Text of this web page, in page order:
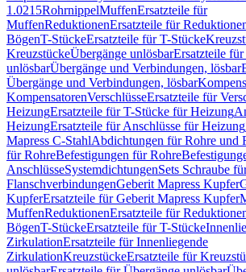
1.0215RohrnippelMuffenErsatzteile für
MuffenReduktionenErsatzteile für
BögenT-StückeErsatzteile für T-Stücke
KreuzstückeÜbergänge unlösbarErsatzteile
unlösbarÜbergänge und Verbindungen, lösbar
Übergänge und Verbindungen, lösbar
KompensatorenVerschlüsseErsatzteile für
HeizungErsatzteile für T-Stücke für Heizung
HeizungErsatzteile für Anschlüsse für Heizung
Mapress C-StahlAbdichtungen für Rohre und
für RohreBefestigungen für Rohre
AnschlüsseSystemdichtungenSets Schraube
FlanschverbindungenGeberit Mapress Kupfer
KupferErsatzteile für Geberit Mapress Kupfer
MuffenReduktionenErsatzteile für
BögenT-StückeErsatzteile für T-Stücke
ZirkulationErsatzteile für Innenliegende
ZirkulationKreuzstückeErsatzteile für